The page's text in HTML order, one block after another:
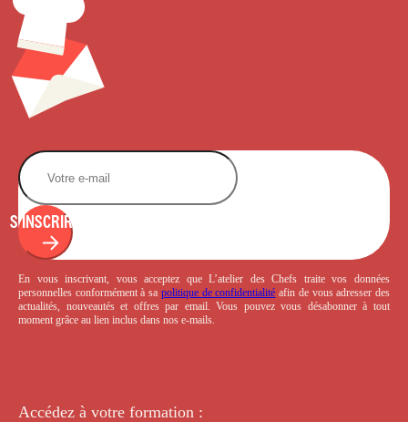
S'INSCRIRE
En vous inscrivant, vous acceptez que L’atelier des Chefs traite vos données
personnelles conformément à sa politique de confidentialité afin de vous adresser des
actualités, nouveautés et offres par email. Vous pouvez vous désabonner à tout
moment grâce au lien inclus dans nos e-mails.
Accédez à votre formation :